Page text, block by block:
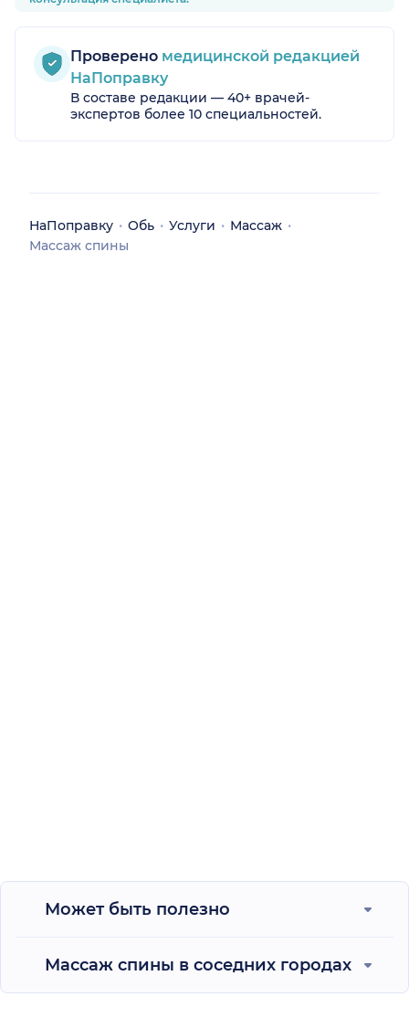
Проверено медицинской редакцией
НаПоправку
В составе редакции — 40+ врачей-
экспертов более 10 специальностей.
НаПоправку Обь Услуги
Массаж
Массаж спины
Может быть полезно
Массаж спины в соседних городах